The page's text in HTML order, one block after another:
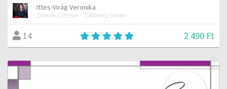
Ittes-Virág Veronika
Sikerre Öltözve - Tükörkép tréner
14 2 490 Ft